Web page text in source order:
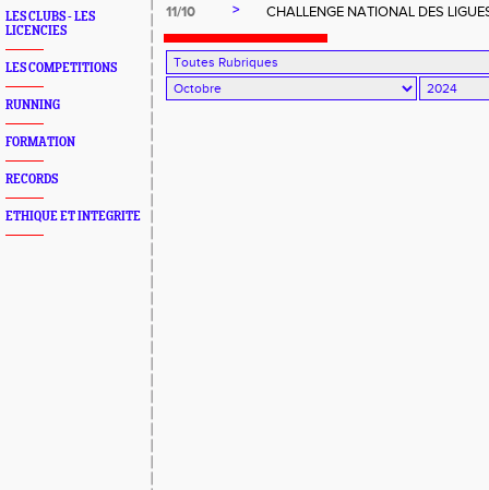
LES CLUBS - LES
LICENCIES
LES COMPETITIONS
RUNNING
FORMATION
RECORDS
ETHIQUE ET INTEGRITE
11/10
> CHALLENGE NATIONAL DES